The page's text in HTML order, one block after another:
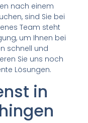
nach einem
sind Sie bei
Team steht
um Ihnen bei
schnell und
Sie uns noch
Lösungen.
in